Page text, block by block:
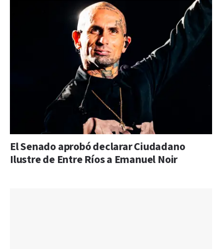
El Senado aprobó declarar Ciudadano
Ilustre de Entre Ríos a Emanuel Noir